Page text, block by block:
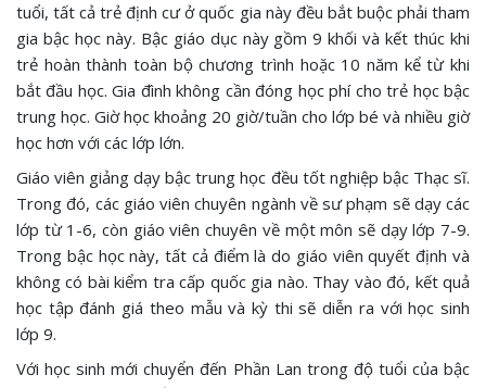
tuổi, tất cả trẻ định cư ở quốc gia này đều bắt buộc phải tham
gia bậc học này. Bậc giáo dục này gồm 9 khối và kết thúc khi
trẻ hoàn thành toàn bộ chương trình hoặc 10 năm kể từ khi
bắt đầu học. Gia đình không cần đóng học phí cho trẻ học bậc
trung học. Giờ học khoảng 20 giờ/tuần cho lớp bé và nhiều giờ
học hơn với các lớp lớn.
Giáo viên giảng dạy bậc trung học đều tốt nghiệp bậc Thạc sĩ.
Trong đó, các giáo viên chuyên ngành về sư phạm sẽ dạy các
lớp từ 1-6, còn giáo viên chuyên về một môn sẽ dạy lớp 7-9.
Trong bậc học này, tất cả điểm là do giáo viên quyết định và
không có bài kiểm tra cấp quốc gia nào. Thay vào đó, kết quả
học tập đánh giá theo mẫu và kỳ thi sẽ diễn ra với học sinh
lớp 9.
Với học sinh mới chuyển đến Phần Lan trong độ tuổi của bậc